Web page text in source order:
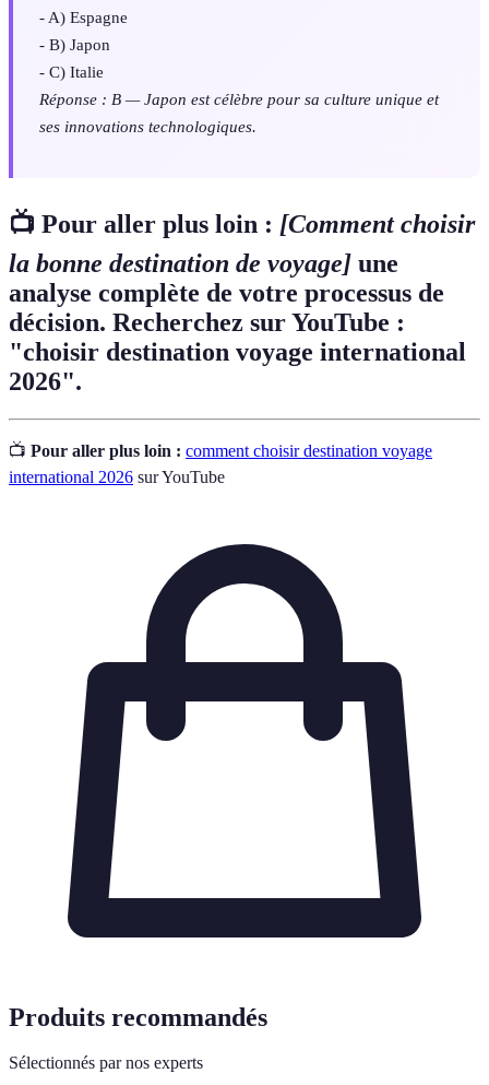
- A) Espagne
- B) Japon
- C) Italie
Réponse : B — Japon est célèbre pour sa culture unique et
ses innovations technologiques.
📺 Pour aller plus loin : [Comment choisir
la bonne destination de voyage] une
analyse complète de votre processus de
décision. Recherchez sur YouTube :
"choisir destination voyage international
2026".
📺 Pour aller plus loin : comment choisir destination voyage
international 2026 sur YouTube
Produits recommandés
Sélectionnés par nos experts